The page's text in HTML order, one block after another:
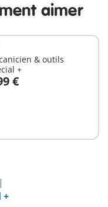
+
aimer
& outils
+
€
panier